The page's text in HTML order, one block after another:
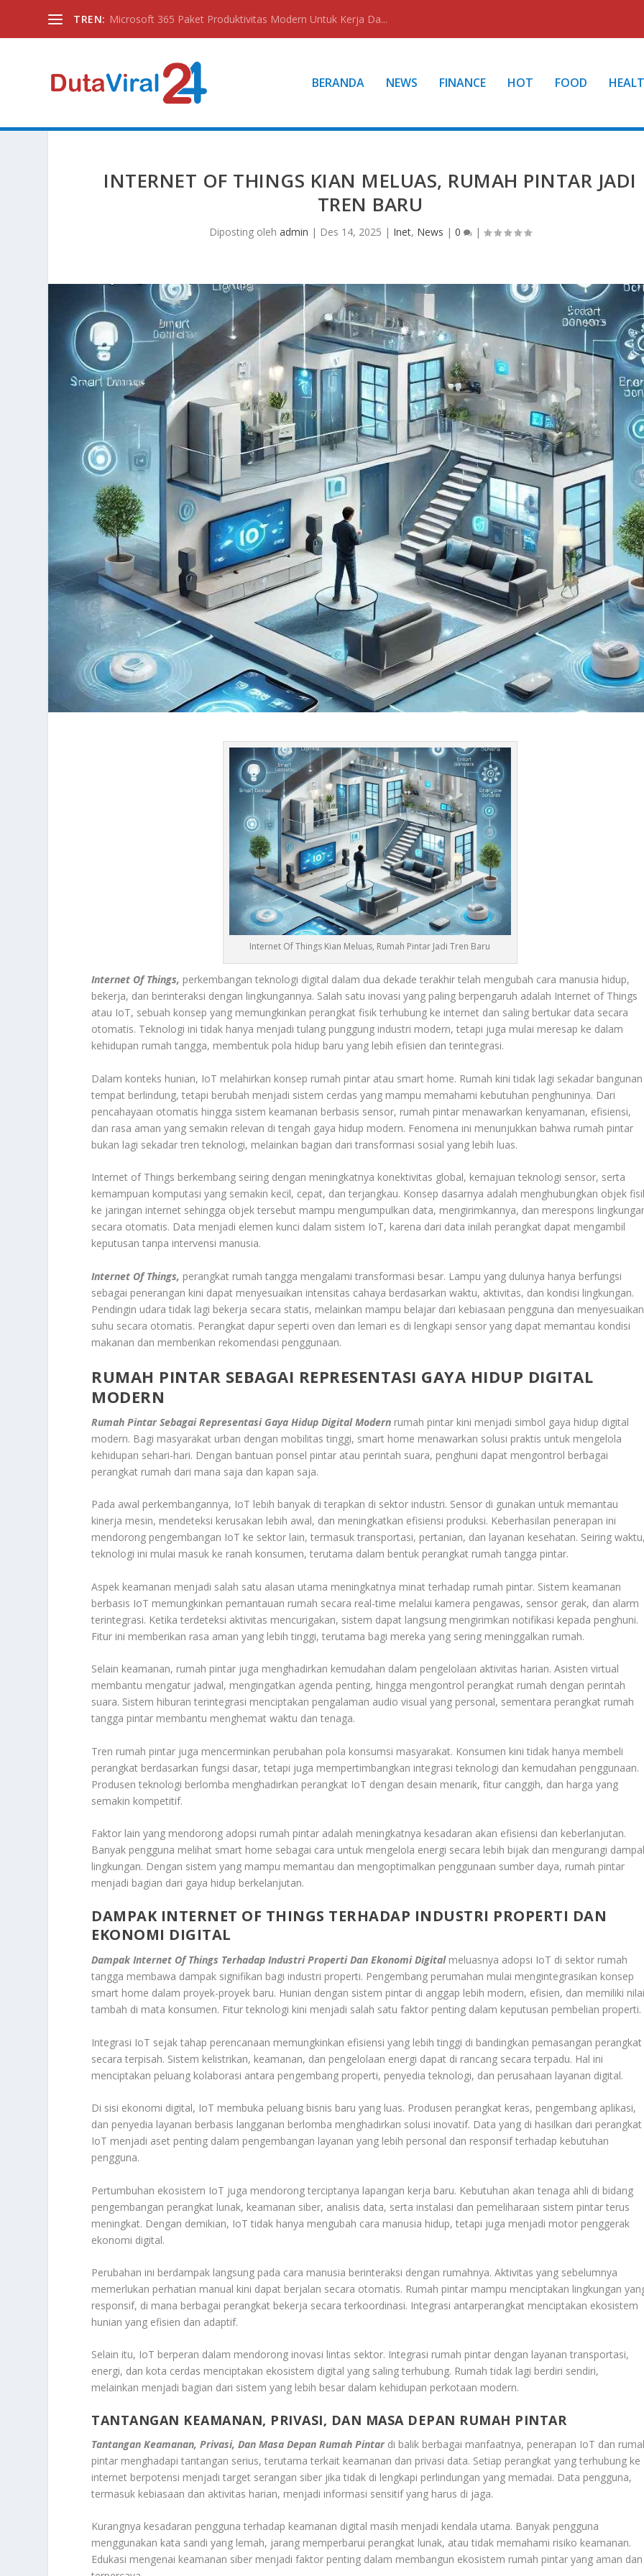
TREN: Microsoft 365 Paket Produktivitas Modern Untuk Kerja Da...
BERANDA NEWS FINANCE HOT FOOD
INTERNET OF THINGS KIAN MELUAS, RUMAH PINTAR JADI
TREN BARU
Diposting oleh admin | Des 14, 2025 | Inet, News | 0 |
Internet Of Things Kian Meluas, Rumah Pintar Jadi Tren Baru
Internet Of Things, perkembangan teknologi digital dalam dua dekade terakhir telah mengubah cara manusia hidup,
bekerja, dan berinteraksi dengan lingkungannya. Salah satu inovasi yang paling berpengaruh adalah Internet of Things
atau IoT, sebuah konsep yang memungkinkan perangkat fisik terhubung ke internet dan saling bertukar data secara
otomatis. Teknologi ini tidak hanya menjadi tulang punggung industri modern, tetapi juga mulai meresap ke dalam
kehidupan rumah tangga, membentuk pola hidup baru yang lebih efisien dan terintegrasi.
Dalam konteks hunian, IoT melahirkan konsep rumah pintar atau smart home. Rumah kini tidak lagi sekadar bangunan
tempat berlindung, tetapi berubah menjadi sistem cerdas yang mampu memahami kebutuhan penghuninya. Dari
pencahayaan otomatis hingga sistem keamanan berbasis sensor, rumah pintar menawarkan kenyamanan, efisiensi,
dan rasa aman yang semakin relevan di tengah gaya hidup modern. Fenomena ini menunjukkan bahwa rumah pintar
bukan lagi sekadar tren teknologi, melainkan bagian dari transformasi sosial yang lebih luas.
Internet of Things berkembang seiring dengan meningkatnya konektivitas global, kemajuan teknologi sensor, serta
kemampuan komputasi yang semakin kecil, cepat, dan terjangkau. Konsep dasarnya adalah menghubungkan objek
ke jaringan internet sehingga objek tersebut mampu mengumpulkan data, mengirimkannya, dan merespons
secara otomatis. Data menjadi elemen kunci dalam sistem IoT, karena dari data inilah perangkat dapat mengambil
keputusan tanpa intervensi manusia.
Internet Of Things, perangkat rumah tangga mengalami transformasi besar. Lampu yang dulunya hanya berfungsi
sebagai penerangan kini dapat menyesuaikan intensitas cahaya berdasarkan waktu, aktivitas, dan kondisi lingkungan.
Pendingin udara tidak lagi bekerja secara statis, melainkan mampu belajar dari kebiasaan pengguna dan menyesuaikan
suhu secara otomatis. Perangkat dapur seperti oven dan lemari es di lengkapi sensor yang dapat memantau kondisi
makanan dan memberikan rekomendasi penggunaan.
RUMAH PINTAR SEBAGAI REPRESENTASI GAYA HIDUP DIGITAL
MODERN
Rumah Pintar Sebagai Representasi Gaya Hidup Digital Modern rumah pintar kini menjadi simbol gaya hidup digital
modern. Bagi masyarakat urban dengan mobilitas tinggi, smart home menawarkan solusi praktis untuk mengelola
kehidupan sehari-hari. Dengan bantuan ponsel pintar atau perintah suara, penghuni dapat mengontrol berbagai
perangkat rumah dari mana saja dan kapan saja.
Pada awal perkembangannya, IoT lebih banyak di terapkan di sektor industri. Sensor di gunakan untuk memantau
kinerja mesin, mendeteksi kerusakan lebih awal, dan meningkatkan efisiensi produksi. Keberhasilan penerapan ini
mendorong pengembangan IoT ke sektor lain, termasuk transportasi, pertanian, dan layanan kesehatan. Seiring
teknologi ini mulai masuk ke ranah konsumen, terutama dalam bentuk perangkat rumah tangga pintar.
Aspek keamanan menjadi salah satu alasan utama meningkatnya minat terhadap rumah pintar. Sistem keamanan
berbasis IoT memungkinkan pemantauan rumah secara real-time melalui kamera pengawas, sensor gerak, dan alarm
terintegrasi. Ketika terdeteksi aktivitas mencurigakan, sistem dapat langsung mengirimkan notifikasi kepada penghuni.
Fitur ini memberikan rasa aman yang lebih tinggi, terutama bagi mereka yang sering meninggalkan rumah.
Selain keamanan, rumah pintar juga menghadirkan kemudahan dalam pengelolaan aktivitas harian. Asisten virtual
membantu mengatur jadwal, mengingatkan agenda penting, hingga mengontrol perangkat rumah dengan perintah
suara. Sistem hiburan terintegrasi menciptakan pengalaman audio visual yang personal, sementara perangkat rumah
tangga pintar membantu menghemat waktu dan tenaga.
Tren rumah pintar juga mencerminkan perubahan pola konsumsi masyarakat. Konsumen kini tidak hanya membeli
perangkat berdasarkan fungsi dasar, tetapi juga mempertimbangkan integrasi teknologi dan kemudahan penggunaan.
Produsen teknologi berlomba menghadirkan perangkat IoT dengan desain menarik, fitur canggih, dan harga yang
semakin kompetitif.
Faktor lain yang mendorong adopsi rumah pintar adalah meningkatnya kesadaran akan efisiensi dan keberlanjutan.
Banyak pengguna melihat smart home sebagai cara untuk mengelola energi secara lebih bijak dan mengurangi
lingkungan. Dengan sistem yang mampu memantau dan mengoptimalkan penggunaan sumber daya, rumah pintar
menjadi bagian dari gaya hidup berkelanjutan.
DAMPAK INTERNET OF THINGS TERHADAP INDUSTRI PROPERTI DAN
EKONOMI DIGITAL
Dampak Internet Of Things Terhadap Industri Properti Dan Ekonomi Digitalmeluasnya adopsi IoT di sektor rumah
tangga membawa dampak signifikan bagi industri properti. Pengembang perumahan mulai mengintegrasikan konsep
smart home dalam proyek-proyek baru. Hunian dengan sistem pintar di anggap lebih modern, efisien, dan memiliki
tambah di mata konsumen. Fitur teknologi kini menjadi salah satu faktor penting dalam keputusan pembelian properti.
Integrasi IoT sejak tahap perencanaan memungkinkan efisiensi yang lebih tinggi di bandingkan pemasangan perangkat
secara terpisah. Sistem kelistrikan, keamanan, dan pengelolaan energi dapat di rancang secara terpadu. Hal ini
menciptakan peluang kolaborasi antara pengembang properti, penyedia teknologi, dan perusahaan layanan digital.
Di sisi ekonomi digital, IoT membuka peluang bisnis baru yang luas. Produsen perangkat keras, pengembang aplikasi,
dan penyedia layanan berbasis langganan berlomba menghadirkan solusi inovatif. Data yang di hasilkan dari perangkat
IoT menjadi aset penting dalam pengembangan layanan yang lebih personal dan responsif terhadap kebutuhan
pengguna.
Pertumbuhan ekosistem IoT juga mendorong terciptanya lapangan kerja baru. Kebutuhan akan tenaga ahli di bidang
pengembangan perangkat lunak, keamanan siber, analisis data, serta instalasi dan pemeliharaan sistem pintar terus
meningkat. Dengan demikian, IoT tidak hanya mengubah cara manusia hidup, tetapi juga menjadi motor penggerak
ekonomi digital.
Perubahan ini berdampak langsung pada cara manusia berinteraksi dengan rumahnya. Aktivitas yang sebelumnya
memerlukan perhatian manual kini dapat berjalan secara otomatis. Rumah pintar mampu menciptakan lingkungan
responsif, di mana berbagai perangkat bekerja secara terkoordinasi. Integrasi antarperangkat menciptakan ekosistem
hunian yang efisien dan adaptif.
Selain itu, IoT berperan dalam mendorong inovasi lintas sektor. Integrasi rumah pintar dengan layanan transportasi,
energi, dan kota cerdas menciptakan ekosistem digital yang saling terhubung. Rumah tidak lagi berdiri sendiri,
melainkan menjadi bagian dari sistem yang lebih besar dalam kehidupan perkotaan modern.
TANTANGAN KEAMANAN, PRIVASI, DAN MASA DEPAN RUMAH PINTAR
Tantangan Keamanan, Privasi, Dan Masa Depan Rumah Pintardi balik berbagai manfaatnya, penerapan IoT dan
pintar menghadapi tantangan serius, terutama terkait keamanan dan privasi data. Setiap perangkat yang terhubung ke
internet berpotensi menjadi target serangan siber jika tidak di lengkapi perlindungan yang memadai. Data pengguna,
termasuk kebiasaan dan aktivitas harian, menjadi informasi sensitif yang harus di jaga.
Kurangnya kesadaran pengguna terhadap keamanan digital masih menjadi kendala utama. Banyak pengguna
menggunakan kata sandi yang lemah, jarang memperbarui perangkat lunak, atau tidak memahami risiko keamanan.
Edukasi mengenai keamanan siber menjadi faktor penting dalam membangun ekosistem rumah pintar yang aman dan